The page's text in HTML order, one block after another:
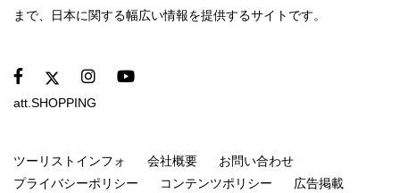
まで、日本に関する幅広い情報を提供するサイトです。
att.SHOPPING
ツーリストインフォ 会社概要
お問い合わせ
プライバシーポリシー
コンテンツポリシー 広告掲載